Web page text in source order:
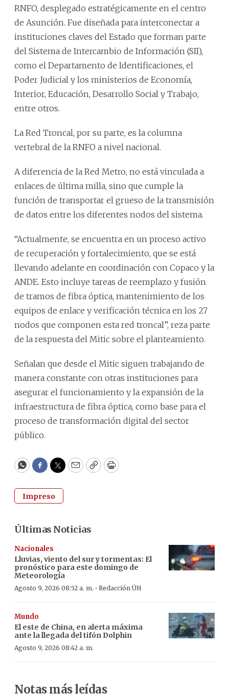
RNFO, desplegado estratégicamente en el centro
de Asunción. Fue diseñada para interconectar a
instituciones claves del Estado que forman parte
del Sistema de Intercambio de Información (SII),
como el Departamento de Identificaciones, el
Poder Judicial y los ministerios de Economía,
Interior, Educación, Desarrollo Social y Trabajo,
entre otros.
La Red Troncal, por su parte, es la columna
vertebral de la RNFO a nivel nacional.
A diferencia de la Red Metro, no está vinculada a
enlaces de última milla, sino que cumple la
función de transportar el grueso de la transmisión
de datos entre los diferentes nodos del sistema.
“Actualmente, se encuentra en un proceso activo
de recuperación y fortalecimiento, que se está
llevando adelante en coordinación con Copaco y la
ANDE. Esto incluye tareas de reemplazo y fusión
de tramos de fibra óptica, mantenimiento de los
equipos de enlace y verificación técnica en los 27
nodos que componen esta red troncal”, reza parte
de la respuesta del Mitic sobre el planteamiento.
Señalan que desde el Mitic siguen trabajando de
manera constante con otras instituciones para
asegurar el funcionamiento y la expansión de la
infraestructura de fibra óptica, como base para el
proceso de transformación digital del sector
público.
WhatsApp
Facebook
Twitter
EmailCopyPrint
Impreso
Últimas Noticias
Nacionales
Lluvias, viento del sur y tormentas: El
pronóstico para este domingo de
Meteorología
Agosto 9, 2026 08:52 a. m. · Redacción ÚH
Mundo
El este de China, en alerta máxima
ante la llegada del tifón Dolphin
Agosto 9, 2026 08:42 a. m.
Notas más leídas